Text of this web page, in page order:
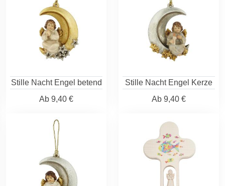
Stille Nacht Engel betend
Ab 9,40 €
Stille Nacht Engel Kerze
Ab 9,40 €